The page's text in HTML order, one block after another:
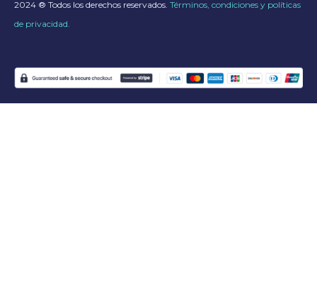
2024 ® Todos los derechos reservados. Términos, condiciones y políticas
de privacidad.